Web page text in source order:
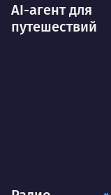
AI-агент для
путешествий